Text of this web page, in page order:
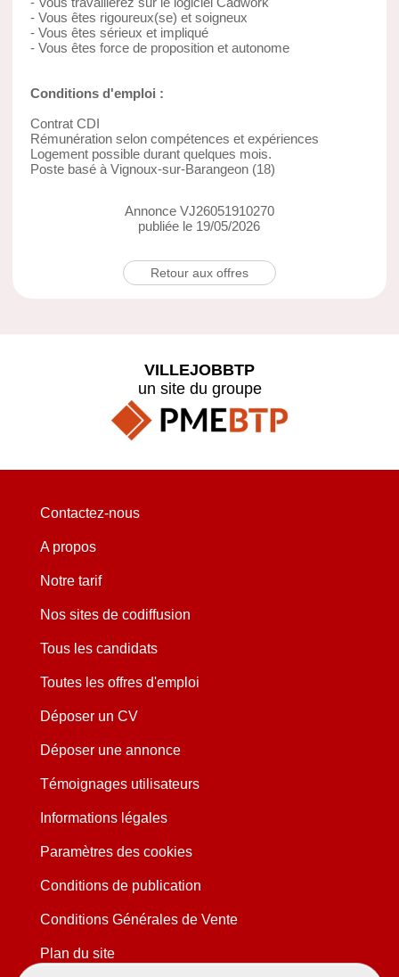
- Vous êtes rigoureux(se) et soigneux
- Vous êtes sérieux et impliqué
- Vous êtes force de proposition et autonome
Conditions d'emploi :
Contrat CDI
Rémunération selon compétences et expériences
Logement possible durant quelques mois.
Poste basé à Vignoux-sur-Barangeon (18)
Annonce VJ26051910270
publiée le 19/05/2026
Retour aux offres
VILLEJOBBTP
un site du groupe
Contactez-nous
A propos
Notre tarif
Nos sites de codiffusion
Tous les candidats
Toutes les offres d'emploi
Déposer un CV
Déposer une annonce
Témoignages utilisateurs
Informations légales
Paramètres des cookies
Conditions de publication
Conditions Générales de Vente
Plan du site